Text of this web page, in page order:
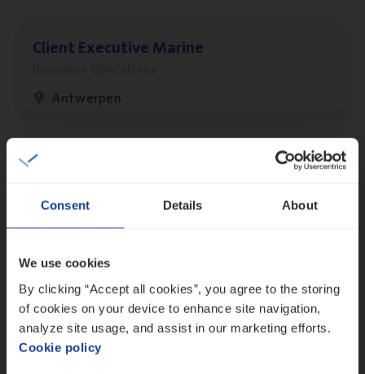
Consent Details About
We use cookies
By clicking “Accept all cookies”, you agree to the storing
of cookies on your device to enhance site navigation,
analyze site usage, and assist in our marketing efforts.
Cookie policy
Client Exe­cu­ti­ve Marine
Antwerpen
Dos­sier­be­heer­der Pro­per­ty verzekeringen
Insurance Operations
Antwerpen en Hasselt
Dos­sier­be­heer­der Onder­ne­min­gen Van­b­
re­da Huys­mans — Mechelen
Insurance Operations